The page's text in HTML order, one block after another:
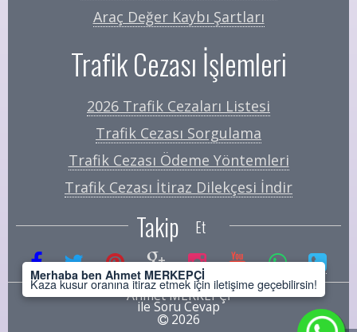
Merhaba ben Ahmet MERKEPÇİ
Kaza kusur oranına itiraz etmek için iletişime geçebilirsin!
Araç Değer Kaybı Şartları
Trafik Cezası İşlemleri
2026 Trafik Cezaları Listesi
Trafik Cezası Sorgulama
Trafik Cezası Ödeme Yöntemleri
Trafik Cezası İtiraz Dilekçesi İndir
Takip Et
Ahmet MERKEPÇİ
ile Soru Cevap
2026